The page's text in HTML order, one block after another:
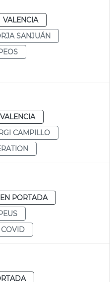
VALENCIA
SANJUÁN
VALENCIA
CAMPILLO
EN PORTADA
COVID